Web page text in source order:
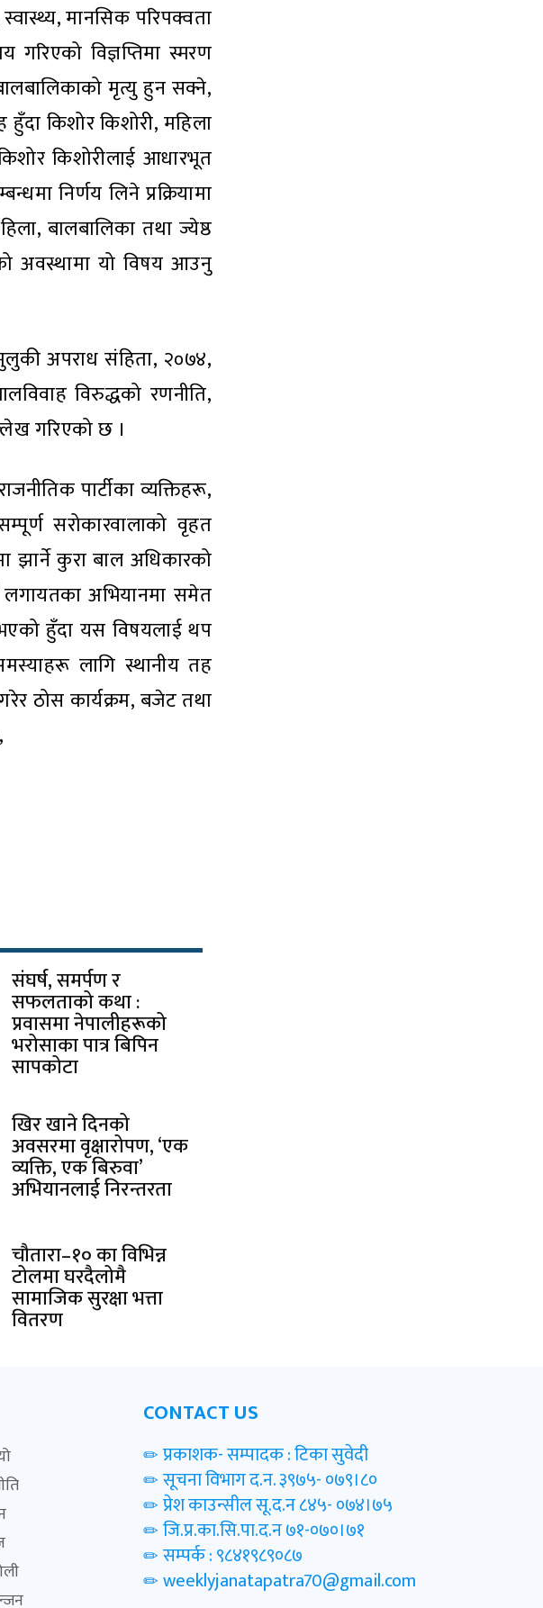
मानसिक परिपक्वता
विज्ञप्तिमा स्मरण
मृत्यु हुन सक्ने,
किशोर किशोरी, महिला
किशोरीलाई आधारभूत
निर्णय लिने प्रक्रियामा
बालबालिका तथा ज्येष्ठ
अवस्थामा यो विषय आउनु
अपराध संहिता, २०७४,
विरुद्धको रणनीति,
गरिएको छ ।
पार्टीका व्यक्तिहरू,
सरोकारवालाको वृहत
कुरा बाल अधिकारको
लगायतका अभियानमा समेत
हुँदा यस विषयलाई थप
लागि स्थानीय तह
ठोस कार्यक्रम, बजेट तथा
संघर्ष, समर्पण र
सफलताको कथा :
प्रवासमा नेपालीहरूको
भरोसाका पात्र बिपिन
सापकोटा
खिर खाने दिनको
अवसरमा वृक्षारोपण, ‘एक
व्यक्ति, एक बिरुवा’
अभियानलाई निरन्तरता
चौतारा–१० का विभिन्न
टोलमा घरदैलोमै
सामाजिक सुरक्षा भत्ता
वितरण
CONTACT US
प्रकाशक- सम्पादक : टिका सुवेदी
सूचना विभाग द.न. ३९७५- ०७९।८०
प्रेश काउन्सील सू.द.न ८४५- ०७४।७५
जि.प्र.का.सि.पा.द.न ७१-०७०।७१
सम्पर्क : ९८४१९८९०८७
weeklyjanatapatra70@gmail.com